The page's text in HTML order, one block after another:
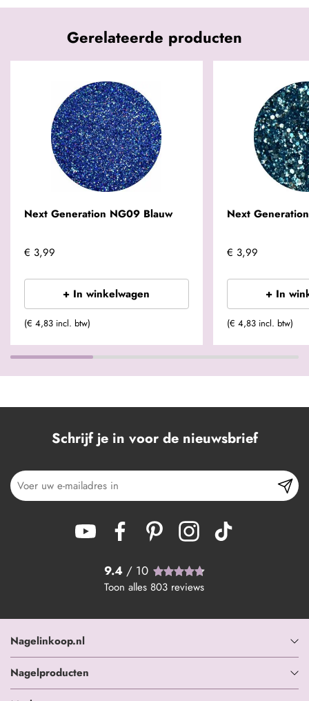
Gerelateerde producten
Next Generation NG09 Blauw
€ 3,99
+ In winkelwagen
(€ 4,83 incl. btw)
Next
€ 3,99
+ In
(€ 4,83 incl. btw)
Schrijf je in voor de nieuwsbrief
9.4 / 10
Toon alles 803 reviews
Nagelinkoop.nl
Nagelproducten